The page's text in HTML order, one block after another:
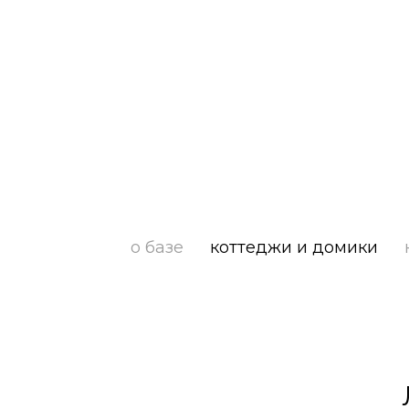
о базе коттеджи и домики